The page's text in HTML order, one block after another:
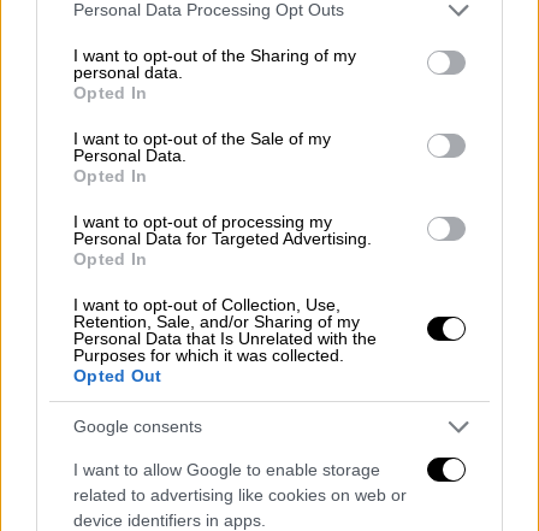
Please note that this website/app uses one or more Google
not limited to your visit or usage behaviour. You may click to
grant or deny consent to Google and its third-party tags to
use your data for below specified purposes in below Google
consent section.
Personal Data Processing Opt Outs
I want to opt-out of the Sharing of my
personal data.
Opted In
I want to opt-out of the Sale of my
Personal Data.
Opted In
I want to opt-out of processing my
Personal Data for Targeted Advertising.
Opted In
I want to opt-out of Collection, Use,
Retention, Sale, and/or Sharing of my
Personal Data that Is Unrelated with the
Purposes for which it was collected.
Opted Out
Google consents
I want to allow Google to enable storage
related to advertising like cookies on web or
device identifiers in apps.
Ελλάδα|23.10.2023 12:38
Κως: Συνελήφθη 65χρονος
καταζητούμενος παιδεραστής - Θα
εκδοθεί στη Βρετανία